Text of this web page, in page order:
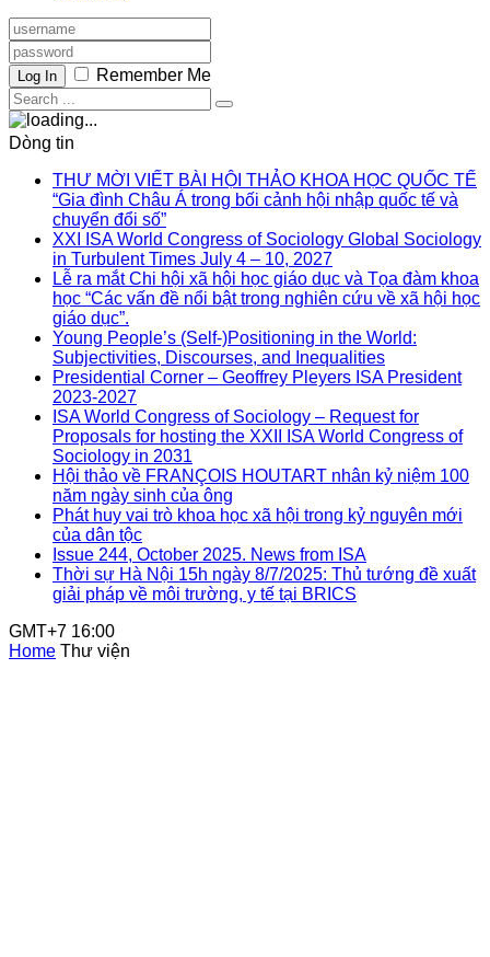
Log In Remember Me
Dòng tin
THƯ MỜI VIẾT BÀI HỘI THẢO KHOA HỌC QUỐC TẾ
“Gia đình Châu Á trong bối cảnh hội nhập quốc tế và
chuyển đổi số”
XXI ISA World Congress of Sociology Global Sociology
in Turbulent Times July 4 – 10, 2027
Lễ ra mắt Chi hội xã hội học giáo dục và Tọa đàm khoa
học “Các vấn đề nổi bật trong nghiên cứu về xã hội học
giáo dục”.
Young People’s (Self-)Positioning in the World:
Subjectivities, Discourses, and Inequalities
Presidential Corner – Geoffrey Pleyers ISA President
2023-2027
ISA World Congress of Sociology – Request for
Proposals for hosting the XXII ISA World Congress of
Sociology in 2031
Hội thảo về FRANÇOIS HOUTART nhân kỷ niệm 100
năm ngày sinh của ông
Phát huy vai trò khoa học xã hội trong kỷ nguyên mới
của dân tộc
Issue 244, October 2025. News from ISA
Thời sự Hà Nội 15h ngày 8/7/2025: Thủ tướng đề xuất
giải pháp về môi trường, y tế tại BRICS
GMT+7 16:00
Home Thư viện